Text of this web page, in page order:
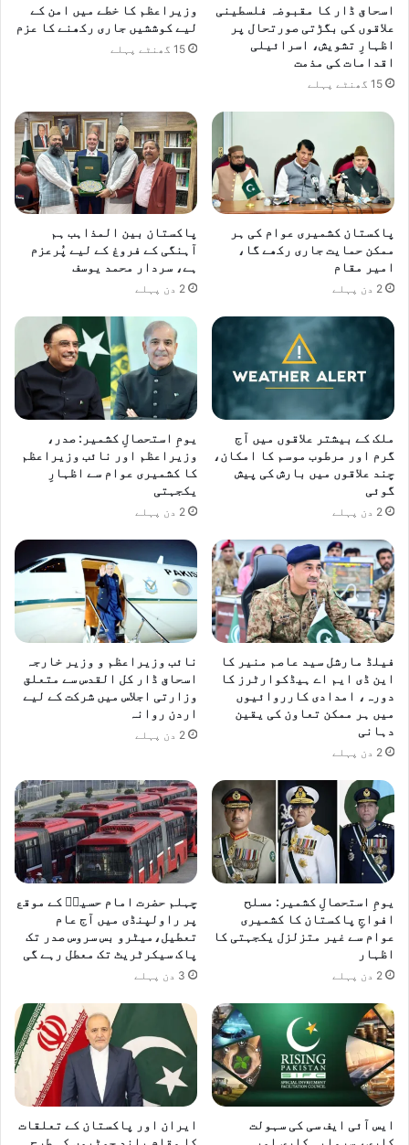
اسحاق ڈار کا مقبوضہ فلسطینی
علاقوں کی بگڑتی صورتحال پر
اظہارِ تشویش، اسرائیلی
اقدامات کی مذمت
15 گھنٹے پہلے
وزیراعظم کا خطے میں امن کے
لیے کوششیں جاری رکھنے کا عزم
15 گھنٹے پہلے
پاکستان کشمیری عوام کی ہر
ممکن حمایت جاری رکھے گا،
امیر مقام
2 دن پہلے
پاکستان بین المذاہب ہم
آہنگی کے فروغ کے لیے پُرعزم
ہے، سردار محمد یوسف
2 دن پہلے
ملک کے بیشتر علاقوں میں آج
گرم اور مرطوب موسم کا امکان،
چند علاقوں میں بارش کی پیش
گوئی
2 دن پہلے
یومِ استحصالِ کشمیر: صدر،
وزیراعظم اور نائب وزیراعظم
کا کشمیری عوام سے اظہارِ
یکجہتی
2 دن پہلے
فیلڈ مارشل سید عاصم منیر کا
این ڈی ایم اے ہیڈکوارٹرز کا
دورہ، امدادی کارروائیوں
میں ہر ممکن تعاون کی یقین
دہانی
2 دن پہلے
نائب وزیراعظم و وزیر خارجہ
اسحاق ڈار کل القدس سے متعلق
وزارتی اجلاس میں شرکت کے لیے
اردن روانہ
2 دن پہلے
یومِ استحصالِ کشمیر: مسلح
افواجِ پاکستان کا کشمیری
عوام سے غیر متزلزل یکجہتی کا
اظہار
2 دن پہلے
چہلم حضرت امام حسینؓ کے موقع
پر راولپنڈی میں آج عام
تعطیل،میٹرو بس سروس صدر تک
پاک سیکرٹریٹ تک معطل رہے گی
3 دن پہلے
ایس آئی ایف سی کی سہولت
کاری، سرمایہ کاری اور
ایران اور پاکستان کے تعلقات
کا مقام بلند چوٹیوں کی طرح